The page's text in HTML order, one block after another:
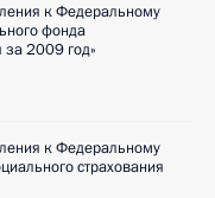
к Федеральному
фонда
за 2009 год»
к Федеральному
страхования